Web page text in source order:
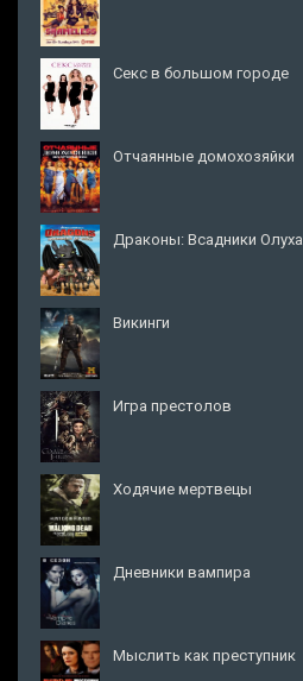
Секс в большом городе
Отчаянные домохозяйки
Драконы: Всадники Олуха
Викинги
Игра престолов
Ходячие мертвецы
Дневники вампира
Мыслить как преступник